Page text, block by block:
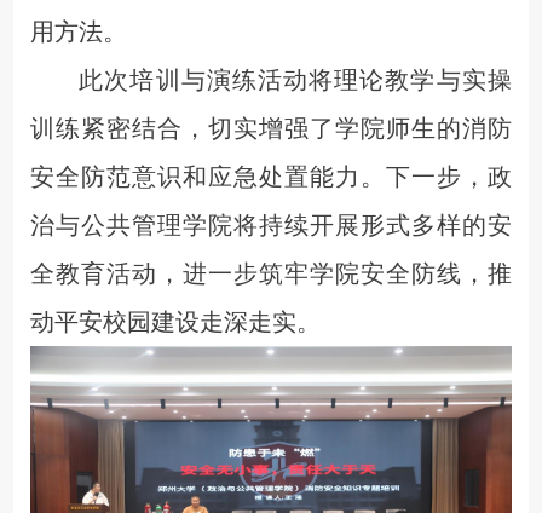
用方法。
此次培训与演练活动将理论教学与实操
训练紧密结合，切实增强了学院师生的消防
安全防范意识和应急处置能力。下一步，政
治与公共管理学院将持续开展形式多样的安
全教育活动，进一步筑牢学院安全防线，推
动平安校园建设走深走实。